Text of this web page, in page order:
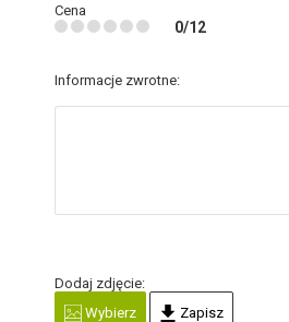
Cena
0/12
Informacje zwrotne:
Dodaj zdjęcie:
Wybierz
Zapisz